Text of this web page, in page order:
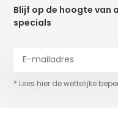
Blijf op de hoogte van
specials
* Lees hier de wettelijke